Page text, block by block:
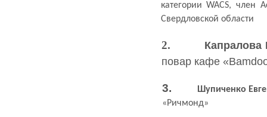
категории WACS, член
Свердловской области
2.
Капралова
повар кафе «
3.
Шупиченко
«Ричмонд»